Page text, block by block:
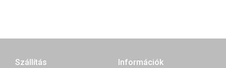
Szállítás Információk